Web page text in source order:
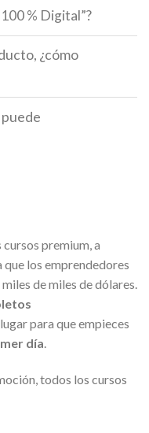
% Digital”?
¿cómo
premium, a
los emprendedores
de miles de dólares.
para que empieces
día
todos los cursos